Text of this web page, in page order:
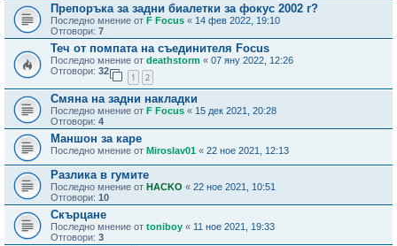
Препоръка за задни биалетки за фокус 2002 г?
Последно мнение от F Focus « 14 фев 2022, 19:10
Отговори: 7
Теч от помпата на съединителя Focus
Последно мнение от deathstorm « 07 яну 2022, 12:26
Отговори: 32
1 2
Смяна на задни накладки
Последно мнение от F Focus « 15 дек 2021, 20:28
Отговори: 4
Маншон за каре
Последно мнение от Miroslav01 « 22 ное 2021, 12:13
Разлика в гумите
Последно мнение от HACKO « 22 ное 2021, 10:51
Отговори: 10
Скърцане
Последно мнение от toniboy « 11 ное 2021, 19:33
Отговори: 3